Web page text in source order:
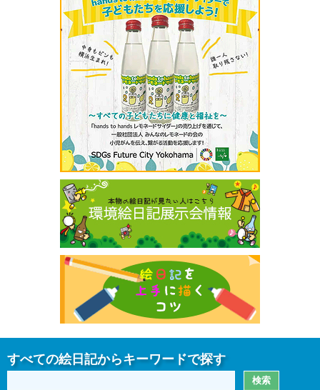
すべての絵日記からキーワードで探す